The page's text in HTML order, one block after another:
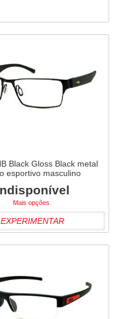
Black Gloss Black metal
esportivo masculino
Mais opções
EXPERIMENTAR